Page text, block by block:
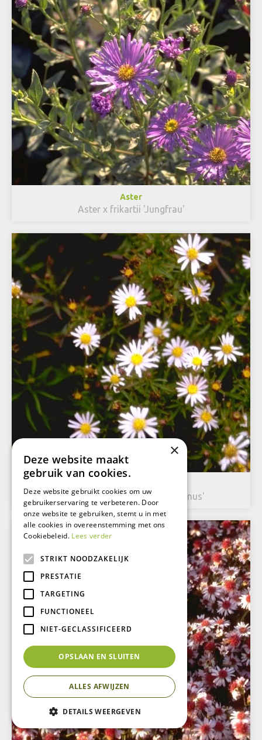
Aster
Aster x frikartii 'Jungfrau'
Aster ageratoides 'Adustus Nanus'
×
Deze website maakt
gebruik van cookies.
Deze website gebruikt cookies om uw
gebruikerservaring te verbeteren. Door
onze website te gebruiken, stemt u in met
alle cookies in overeenstemming met ons
Cookiebeleid. Lees verder
STRIKT NOODZAKELIJK
PRESTATIE
TARGETING
FUNCTIONEEL
NIET-GECLASSIFICEERD
OPSLAAN EN SLUITEN
ALLES AFWIJZEN
DETAILS WEERGEVEN